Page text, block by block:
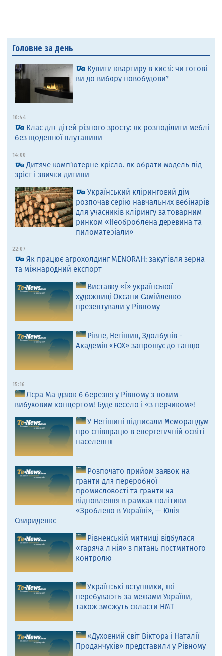
Головне за день
Купити квартиру в києві: чи готові
ви до вибору новобудови?
10:44
Клас для дітей різного зросту: як розподілити меблі
без щоденної плутанини
14:00
Дитяче комп’ютерне крісло: як обрати модель під
зріст і звички дитини
Український кліринговий дім
розпочав серію навчальних вебінарів
для учасників клірингу за товарним
ринком «Необроблена деревина та
пиломатеріали»
22:07
Як працює агрохолдинг MENORAH: закупівля зерна
та міжнародний експорт
Виставку «Ї» української
художниці Оксани Самійленко
презентували у Рівному
Рівне, Нетішин, Здолбунів -
Академія «FOX» запрошує до танцю
15:16
Лєра Мандзюк 6 березня у Рівному з новим
вибуховим концертом! Буде весело і «з перчиком»!
У Нетішині підписали Меморандум
про співпрацю в енергетичній освіті
населення
Розпочато прийом заявок на
гранти для переробної
промисловості та гранти на
відновлення в рамках політики
«Зроблено в Україні», — Юлія
Свириденко
Рівненській митниці відбулася
«гаряча лінія» з питань постмитного
контролю
Українські вступники, які
перебувають за межами України,
також зможуть скласти НМТ
«Духовний світ Віктора і Наталії
Проданчуків» представили у Рівному